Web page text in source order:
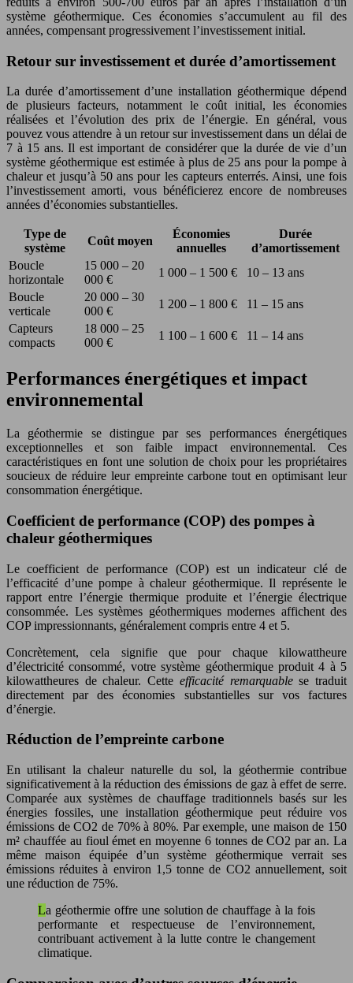
système géothermique. Ces économies s’accumulent au fil des
années, compensant progressivement l’investissement initial.
Retour sur investissement et durée d’amortissement
La durée d’amortissement d’une installation géothermique dépend
de plusieurs facteurs, notamment le coût initial, les économies
réalisées et l’évolution des prix de l’énergie. En général, vous
pouvez vous attendre à un retour sur investissement dans un délai de
7 à 15 ans. Il est important de considérer que la durée de vie d’un
système géothermique est estimée à plus de 25 ans pour la pompe à
chaleur et jusqu’à 50 ans pour les capteurs enterrés. Ainsi, une fois
l’investissement amorti, vous bénéficierez encore de nombreuses
années d’économies substantielles.
Type de
système
Coût moyen
Économies
annuelles
Durée
d’amortissement
Boucle
horizontale
15 000 – 20
000 €
1 000 – 1 500 €
10 – 13 ans
Boucle
verticale
20 000 – 30
000 €
1 200 – 1 800 €
11 – 15 ans
Capteurs
compacts
18 000 – 25
000 €
1 100 – 1 600 € 11 – 14 ans
Performances énergétiques et impact
environnemental
La géothermie se distingue par ses performances énergétiques
exceptionnelles et son faible impact environnemental. Ces
caractéristiques en font une solution de choix pour les propriétaires
soucieux de réduire leur empreinte carbone tout en optimisant leur
consommation énergétique.
Coefficient de performance (COP) des pompes à
chaleur géothermiques
Le coefficient de performance (COP) est un indicateur clé de
l’efficacité d’une pompe à chaleur géothermique. Il représente le
rapport entre l’énergie thermique produite et l’énergie électrique
consommée. Les systèmes géothermiques modernes affichent des
COP impressionnants, généralement compris entre 4 et 5.
Concrètement, cela signifie que pour chaque kilowattheure
d’électricité consommé, votre système géothermique produit 4 à 5
kilowattheures de chaleur. Cette efficacité remarquablese traduit
directement par des économies substantielles sur vos factures
d’énergie.
Réduction de l’empreinte carbone
En utilisant la chaleur naturelle du sol, la géothermie contribue
significativement à la réduction des émissions de gaz à effet de serre.
Comparée aux systèmes de chauffage traditionnels basés sur les
énergies fossiles, une installation géothermique peut réduire vos
émissions de CO2 de 70% à 80%. Par exemple, une maison de 150
m² chauffée au fioul émet en moyenne 6 tonnes de CO2 par an. La
même maison équipée d’un système géothermique verrait ses
émissions réduites à environ 1,5 tonne de CO2 annuellement, soit
une réduction de 75%.
La géothermie offre une solution de chauffage à la fois
performante et respectueuse de l’environnement,
contribuant activement à la lutte contre le changement
climatique.